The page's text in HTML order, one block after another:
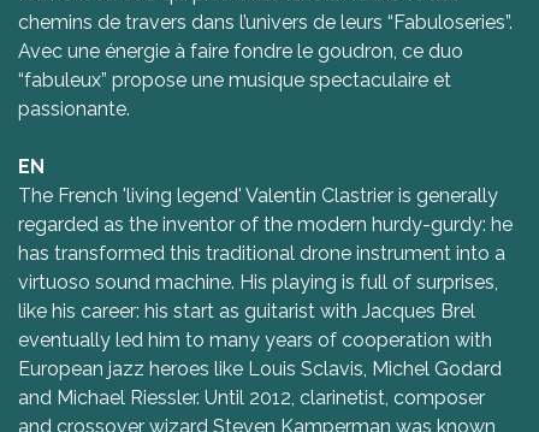
chemins de travers dans l’univers de leurs “Fabuloseries”.
Avec une énergie à faire fondre le goudron, ce duo
“fabuleux” propose une musique spectaculaire et
passionante.
EN
The French 'living legend' Valentin Clastrier is generally
regarded as the inventor of the modern hurdy-gurdy: he
has transformed this traditional drone instrument into a
virtuoso sound machine. His playing is full of surprises,
like his career: his start as guitarist with Jacques Brel
eventually led him to many years of cooperation with
European jazz heroes like Louis Sclavis, Michel Godard
and Michael Riessler. Until 2012, clarinetist, composer
and crossover wizard Steven Kamperman was known